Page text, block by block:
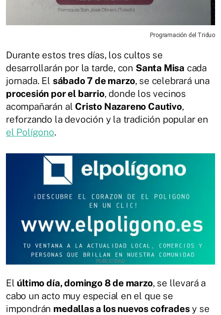
Programación del Triduo
Durante estos tres días, los cultos se
desarrollarán por la tarde, con Santa Misa cada
jornada. El sábado 7 de marzo, se celebrará una
procesión por el barrio, donde los vecinos
acompañarán al Cristo Nazareno Cautivo,
reforzando la devoción y la tradición popular en
el Polígono.
El último día, domingo 8 de marzo, se llevará a
cabo un acto muy especial en el que se
impondrán medallas a los nuevos cofradesy se